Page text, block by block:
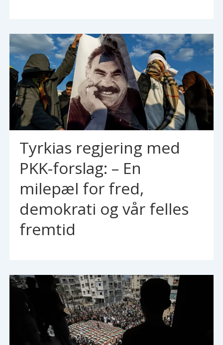
Tyrkias regjering med
PKK-forslag: – En
milepæl for fred,
demokrati og vår felles
fremtid